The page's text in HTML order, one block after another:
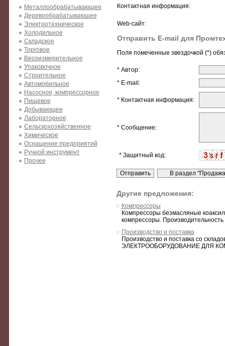
Металлообрабатывающее
Деревообрабатывающее
Электротехническое
Холодильное
Складское
Торговое
Весоизмерительное
Упаковочное
Строительное
Автомобильное
Насосное, компрессорное
Пищевое
Добывающее
Лабораторное
Сельскохозяйственное
Химическое
Оснащение предприятий
Ручной инструмент
Прочее
Контактная информация:
Web-сайт:
Отправить E-mail для
Поля помеченные звездочкой (*)
* Автор:
* E-mail:
* Контактная информация:
* Сообщение:
* Защитный код:
Другие предложения:
Компрессоры
Компрессоры безмасляные
компрессоры.
Производство и поставка
Производство и поставка со
ЭЛЕКТРООБОРУДОВАНИЕ ДЛЯ